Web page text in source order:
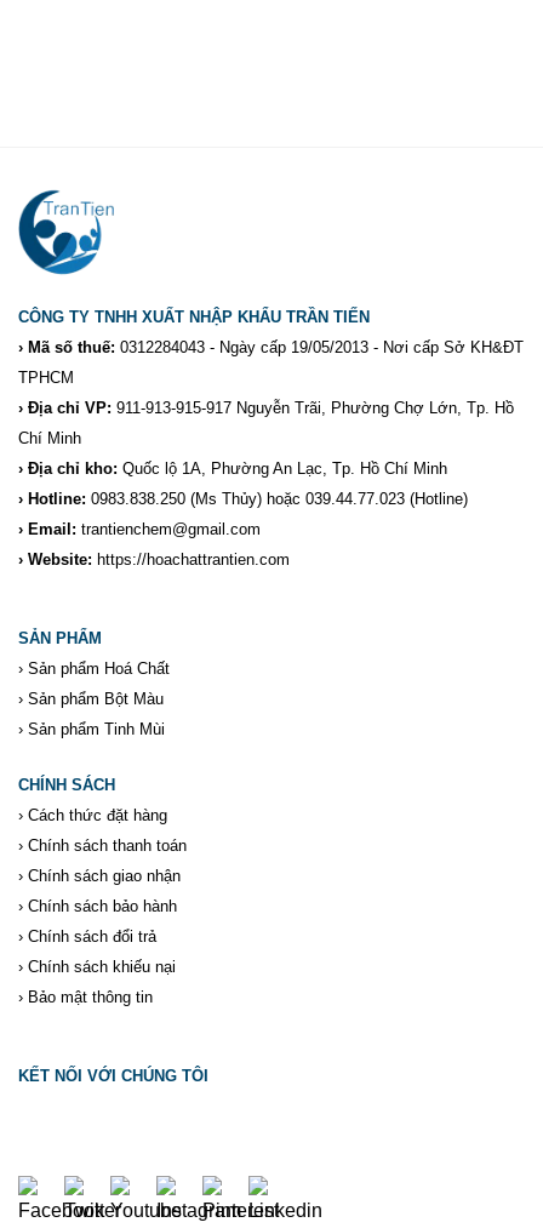
CÔNG TY TNHH XUẤT NHẬP KHẨU TRẦN TIẾN
› Mã số thuế: 0312284043 - Ngày cấp 19/05/2013 - Nơi cấp Sở KH&ĐT
TPHCM
› Địa chỉ VP: 911-913-915-917 Nguyễn Trãi, Phường Chợ Lớn, Tp. Hồ
Chí Minh
› Địa chỉ kho: Quốc lộ 1A, Phường An Lạc, Tp. Hồ Chí Minh
› Hotline: 0983.838.250(Ms Thủy) hoặc 039.44.77.023(Hotline)
› Email: trantienchem@gmail.com
› Website: https://hoachattrantien.com
SẢN PHẨM
› Sản phẩm Hoá Chất
› Sản phẩm Bột Màu
› Sản phẩm Tinh Mùi
CHÍNH SÁCH
› Cách thức đặt hàng
› Chính sách thanh toán
› Chính sách giao nhận
› Chính sách bảo hành
› Chính sách đổi trả
› Chính sách khiếu nại
› Bảo mật thông tin
KẾT NỐI VỚI CHÚNG TÔI